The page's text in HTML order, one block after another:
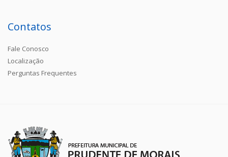
Contatos
Fale Conosco
Localização
Perguntas Frequentes